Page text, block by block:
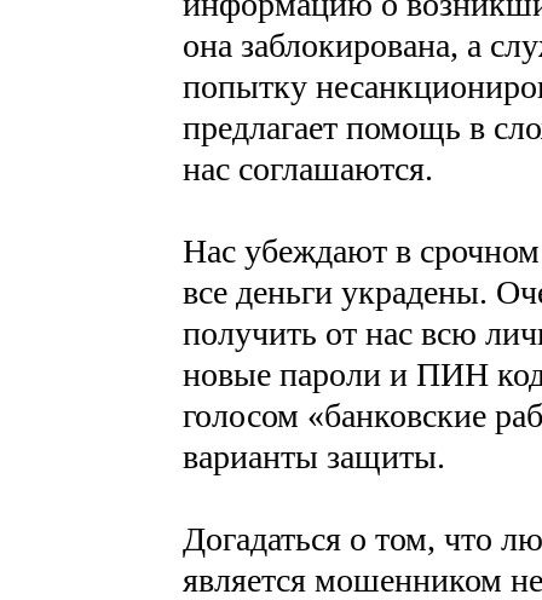
она заблокирована, а
попытку
предлагает помощь в
нас соглашаются.
Нас убеждают в
все деньги украдены.
получить от нас всю
новые пароли и ПИН
голосом «банковские
варианты защиты.
Догадаться о том, что
является мошенником